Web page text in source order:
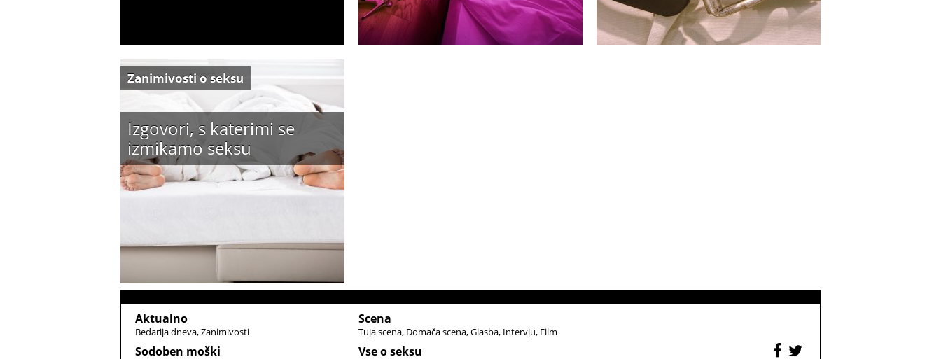
Izgovori, s katerimi se
izmikamo seksu
Zanimivosti o seksu
Aktualno
Bedarija dneva Zanimivosti
Sodoben moški
Scena
Tuja scena Domača scena Glasba Intervju Film
Vse o seksu